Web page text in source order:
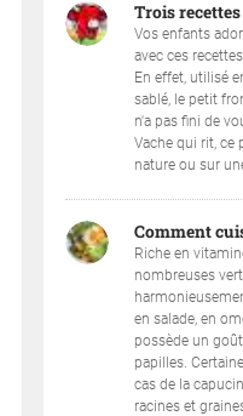
Trois
Vos enfants
avec ces
En effet, utilisé
sablé, le petit
n'a pas fini de
Vache qui rit, ce
nature ou sur
Comment
Riche en
nombreuses
en salade, en
possède un
papilles.
cas de la
racines et